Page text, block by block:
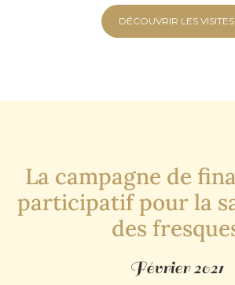
DÉCOUVRIR LES VISITES
La campagne de
participatif pour la
des
Février 2021